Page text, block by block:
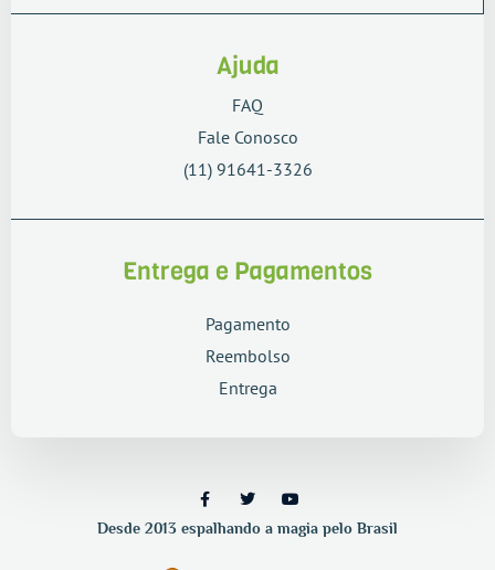
Ajuda
FAQ
Fale Conosco
(11) 91641-3326
Entrega e Pagamentos
Pagamento
Reembolso
Entrega
Desde 2013 espalhando a magia pelo Brasil